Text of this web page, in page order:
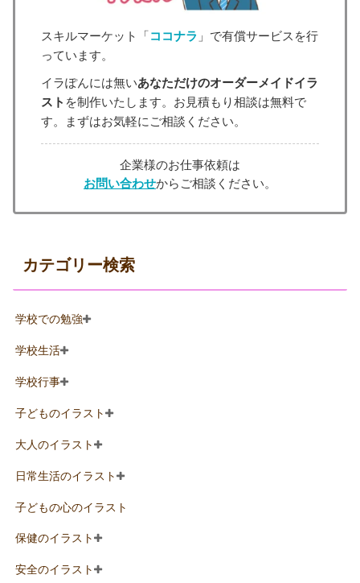
スキルマーケット「ココナラ 」で有償サービスを行
っています。
イラぽんには無いあなただけのオーダーメイドイラ
スト を制作いたします。お見積もり相談は無料で
す。まずはお気軽にご相談ください。
企業様のお仕事依頼は
お問い合わせからご相談ください。
カテゴリー検索
学校での勉強
学校生活
学校行事
子どものイラスト
大人のイラスト
日常生活のイラスト
子どもの心のイラスト
保健のイラスト
安全のイラスト